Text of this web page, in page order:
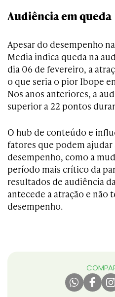
Audiência em queda
Apesar do desempenho
Media indica queda na
dia 06 de fevereiro, a
o que seria o pior Ibope
Nos anos anteriores, a
superior a 22 pontos
O hub de conteúdo e
fatores que podem ajudar
desempenho, como a
período mais crítico da
resultados de audiência
antecede a atração e não
desempenho.